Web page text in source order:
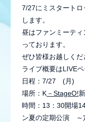
会員登
7/27にミスタート
します。
昼はファンミーテ
っております。
ぜひ皆様お越しくだ
ライブ概要はLIVE
日程：7/27 (月)
場所：K－StageO!
時間：13：30開場
ン夏の定期公演 ～